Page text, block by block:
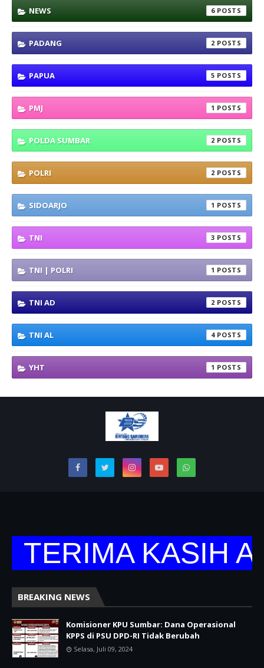
NEWS 6
PADANG 2
PAPUA 5
PMJ 1
POLDA SUMBAR 2
POLRI 2
SIDOARJO 1
TNI 3
TNI | POLRI 1
TNI AD 2
TNI AL 4
YHT 1
KASIH
BREAKING NEWS
Komisioner KPU Sumbar: Dana Operasional
KPPS di PSU DPD-RI Tidak Berubah
Selasa, Juli 09, 2024